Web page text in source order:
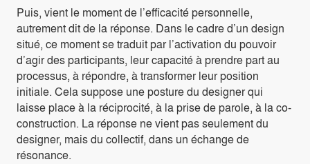
Puis, vient le moment de l’efficacité personnelle,
autrement dit de la réponse. Dans le cadre d’un design
situé, ce moment se traduit par l’activation du pouvoir
d’agir des participants, leur capacité à prendre part au
processus, à répondre, à transformer leur position
initiale. Cela suppose une posture du designer qui
laisse place à la réciprocité, à la prise de parole, à la co-
construction. La réponse ne vient pas seulement du
designer, mais du collectif, dans un échange de
résonance.